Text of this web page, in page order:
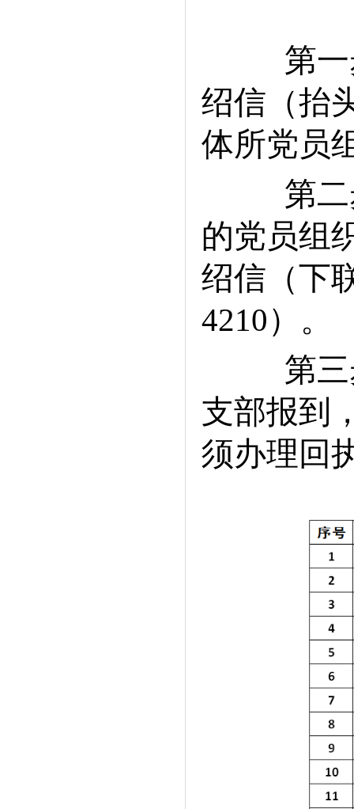
第一
绍信（抬
体所党员
第二
的党员组
绍信（下
4210）。
第三
支部报到
须办理回